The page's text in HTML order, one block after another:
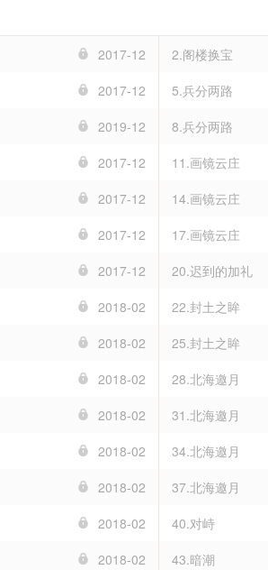
2017-12
2.阁楼换宝
2017-12
5.兵分两路
2019-12
8.兵分两路
2017-12
11.画镜云庄
2017-12
14.画镜云庄
2017-12
17.画镜云庄
2017-12
20.迟到的加礼
2018-02
22.封土之眸
2018-02
25.封土之眸
2018-02
28.北海邀月
2018-02
31.北海邀月
2018-02
34.北海邀月
2018-02
37.北海邀月
2018-02
40.对峙
2018-02
43.暗潮